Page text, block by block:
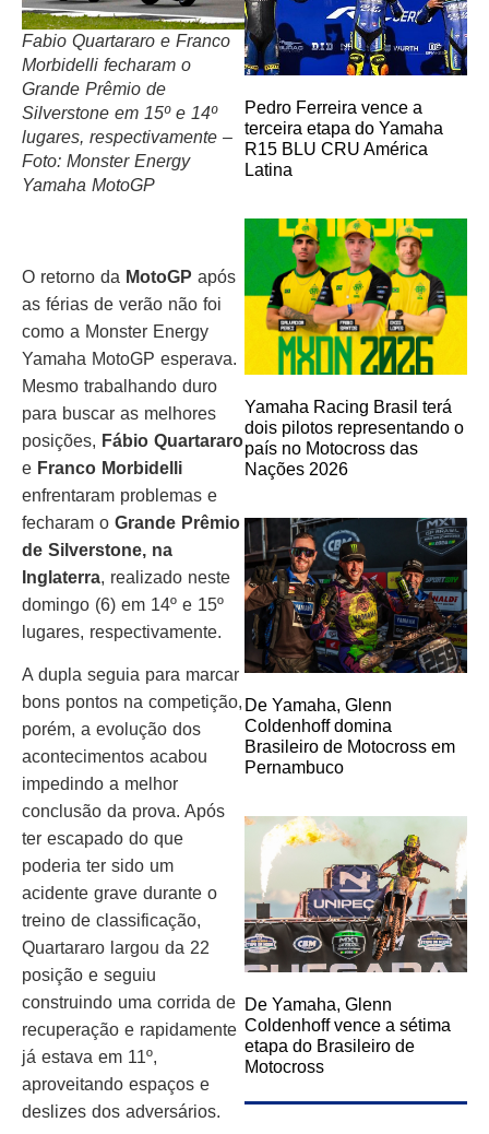
Fabio Quartararo e Franco
Morbidelli fecharam o
Grande Prêmio de
Silverstone em 15º e 14º
lugares, respectivamente –
Foto: Monster Energy
Yamaha MotoGP
O retorno da MotoGP após
as férias de verão não foi
como a Monster Energy
Yamaha MotoGP esperava.
Mesmo trabalhando duro
para buscar as melhores
posições, Fábio Quartararo
e Franco Morbidelli
enfrentaram problemas e
fecharam o Grande Prêmio
de Silverstone, na
Inglaterra, realizado neste
domingo (6) em 14º e 15º
lugares, respectivamente.
A dupla seguia para marcar
bons pontos na competição,
porém, a evolução dos
acontecimentos acabou
impedindo a melhor
conclusão da prova. Após
ter escapado do que
poderia ter sido um
acidente grave durante o
treino de classificação,
Quartararo largou da 22
posição e seguiu
construindo uma corrida de
recuperação e rapidamente
já estava em 11º,
aproveitando espaços e
deslizes dos adversários.
Pedro Ferreira vence a
terceira etapa do Yamaha
R15 BLU CRU América
Latina
Yamaha Racing Brasil terá
dois pilotos representando o
país no Motocross das
Nações 2026
De Yamaha, Glenn
Coldenhoff domina
Brasileiro de Motocross em
Pernambuco
De Yamaha, Glenn
Coldenhoff vence a sétima
etapa do Brasileiro de
Motocross